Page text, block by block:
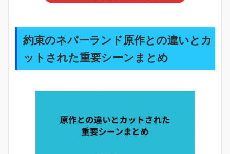
約束のネバーランド原作との違いとカ
ットされた重要シーンまとめ